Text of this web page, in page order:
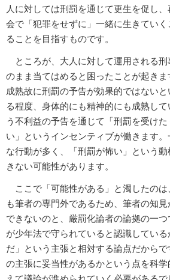
人に対しては刑罰を通じて更生を促し
会で「犯罪をせずに」一緒に生きてい
ることを目指すものです。
ところが、大人に対して運用される刑
のまま当てはめると困ったことが起き
成熟故に刑罰の予告が効果的ではない
る程度、身体的にも精神的にも成熟し
う不利益の予告を通じて「刑罰を受け
い」というインセンティブが働きます
な行動が多く、「刑罰が怖い」という
きない可能性があります。
ここで「可能性がある」と濁したのは
も筆者の専門外であるため、筆者の知
できないのと、厳罰化論者の論拠の一
が少年法で守られていると認識してい
だ」という主張と相対する論点だから
の主張に妥当性があるかという点を科